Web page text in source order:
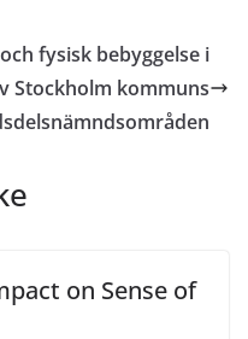
fysisk bebyggelse i
Stockholm kommuns
on Sense of